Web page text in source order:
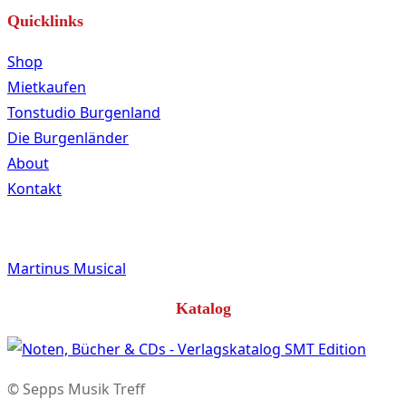
Quicklinks
Shop
Mietkaufen
Tonstudio Burgenland
Die Burgenländer
About
Kontakt
Martinus Musical
Katalog
© Sepps Musik Treff